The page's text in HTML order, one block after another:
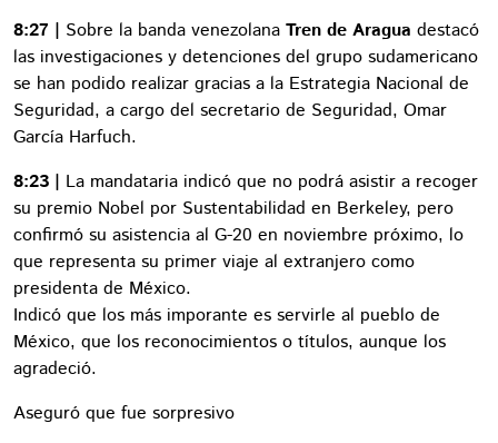
8:27 | Sobre la banda venezolana Tren de Aragua destacó
las investigaciones y detenciones del grupo sudamericano
se han podido realizar gracias a la Estrategia Nacional de
Seguridad, a cargo del secretario de Seguridad, Omar
García Harfuch.
8:23 | La mandataria indicó que no podrá asistir a recoger
su premio Nobel por Sustentabilidad en Berkeley, pero
confirmó su asistencia al G-20 en noviembre próximo, lo
que representa su primer viaje al extranjero como
presidenta de México.
Indicó que los más imporante es servirle al pueblo de
México, que los reconocimientos o títulos, aunque los
agradeció.
Aseguró que fue sorpresivo